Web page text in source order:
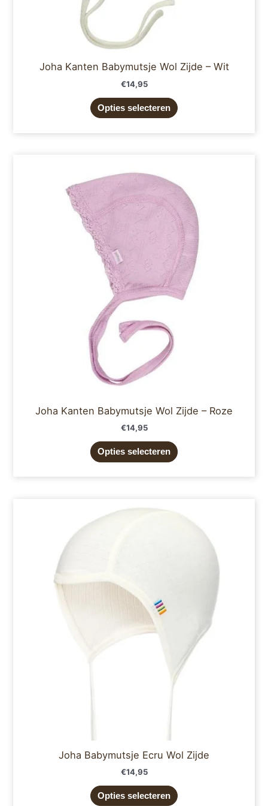
Joha Kanten Babymutsje Wol Zijde – Wit
€14,95
Opties selecteren
Joha Kanten Babymutsje Wol Zijde – Roze
€14,95
Opties selecteren
heeft
meerdere
variaties.
Deze
optie
kan
gekozen
worden
Joha Babymutsje Ecru Wol Zijde
€14,95
Opties selecteren
product
meerdere
worden
de
productpagina